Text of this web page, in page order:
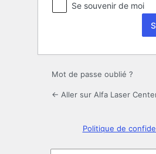
Se souvenir de moi
Mot de passe oublié ?
← Aller sur Alfa Laser
Politique de